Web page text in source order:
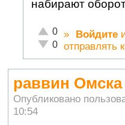
набирают
Отлично!
0
Неадекватно!
0
» Войдите
отправлять
раввин
Опубликовано
10:54